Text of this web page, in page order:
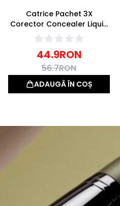
Catrice Pachet 3X
Corector Concealer Liquid
Camouflage 015 Honey
5ml
44.9RON
56.7RON
ADAUGĂ ÎN COȘ